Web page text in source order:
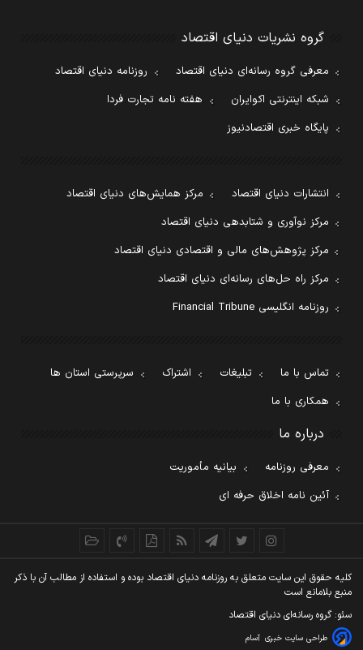
گروه نشریات دنیای اقتصاد
معرفی گروه رسانه‌ای دنیای اقتصاد
روزنامه دنیای اقتصاد
شبکه اینترنتی اکوایران
هفته نامه تجارت فردا
پایگاه خبری اقتصادنیوز
انتشارات دنیای اقتصاد
مرکز همایش‌های دنیای اقتصاد
مرکز نوآوری و شتابدهی دنیای اقتصاد
مرکز پژوهش‌های مالی و اقتصادی دنیای اقتصاد
مرکز راه حل‌های رسانه‌ای دنیای اقتصاد
روزنامه انگلیسی Financial Tribune
تماس با ما تبلیغات اشتراک
سرپرستی استان ها
همکاری با ما
درباره ما
معرفی روزنامه
بیانیه مأموریت
آئین نامه اخلاق حرفه ای
کليه حقوق اين سايت متعلق به روزنامه دنيای اقتصاد بوده و استفاده از مطالب آن با ذکر
منبع بلامانع است
سئو: گروه رسانه‌ای دنیای اقتصاد
طراحی سایت خبری آسام